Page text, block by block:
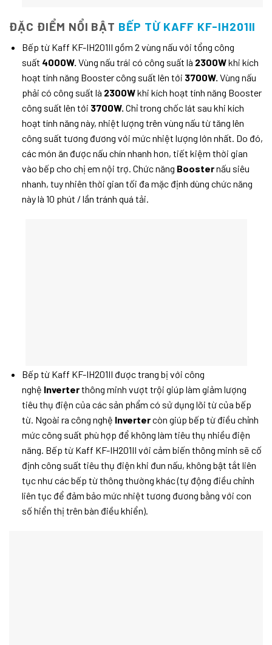
ĐẶC ĐIỂM NỔI BẬT BẾP TỪ KAFF KF-IH201II
Bếp từ Kaff KF-IH201II gồm 2 vùng nấu với tổng công
suất 4000W. Vùng nấu trái có công suất là 2300Wkhi kích
hoạt tính năng Booster công suất lên tới 3700W. Vùng nấu
phải có công suất là 2300Wkhi kích hoạt tính năng Booster
công suất lên tới 3700W. Chỉ trong chốc lát sau khi kích
hoạt tính năng này, nhiệt lượng trên vùng nấu từ tăng lên
công suất tương đương với mức nhiệt lượng lớn nhất. Do đó,
các món ăn được nấu chín nhanh hơn, tiết kiệm thời gian
vào bếp cho chị em nội trợ. Chức năng Boosternấu siêu
nhanh, tuy nhiên thời gian tối đa mặc định dùng chức năng
này là 10 phút / lần tránh quá tải.
Bếp từ Kaff KF-IH201II được trang bị với công
nghệ Inverterthông minh vượt trội giúp làm giảm lượng
tiêu thụ điện của các sản phẩm có sử dụng lõi từ của bếp
từ. Ngoài ra công nghệ Invertercòn giúp bếp từ điều chỉnh
mức công suất phù hợp để không làm tiêu thụ nhiều điện
năng. Bếp từ Kaff KF-IH201II với cảm biến thông minh sẽ cố
định công suất tiêu thụ điện khi đun nấu, không bật tắt liên
tục như các bếp từ thông thường khác (tự động điều chỉnh
liên tục để đảm bảo mức nhiệt tương đương bằng với con
số hiển thị trên bàn điều khiển).